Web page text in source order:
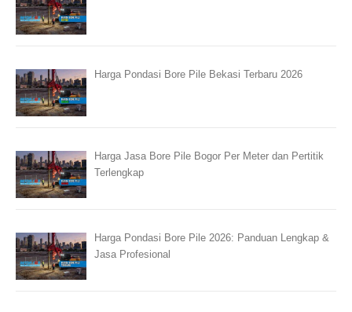
Harga Pondasi Bore Pile Bekasi Terbaru 2026
Harga Jasa Bore Pile Bogor Per Meter dan Pertitik
Terlengkap
Harga Pondasi Bore Pile 2026: Panduan Lengkap &
Jasa Profesional